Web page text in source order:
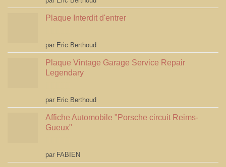
Plaque Interdit d'entrer
Note5sur 5
par Eric Berthoud
Plaque Vintage Garage Service Repair
Legendary
Note5sur 5
par Eric Berthoud
Affiche Automobile "Porsche circuit Reims-
Gueux"
Note5sur 5
par FABIEN